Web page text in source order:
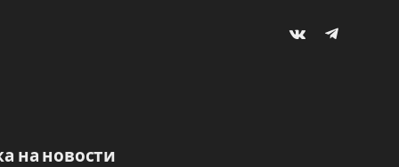
VKontakteTelegram
на новости